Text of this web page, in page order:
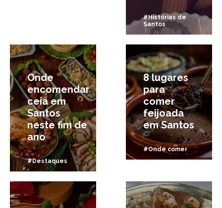
#Histórias de
Santos
Onde
encomendar
ceia em
Santos
neste fim de
ano
#Destaques
7/08/2025
8 lugares
para
comer
feijoada
em Santos
#Onde comer
31/07/2025